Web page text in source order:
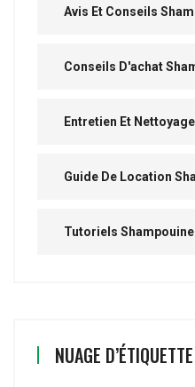
Avis Et Conseils
Conseils D'achat
Entretien Et
Guide De Location
Tutoriels
NUAGE D’ÉTIQUETTE